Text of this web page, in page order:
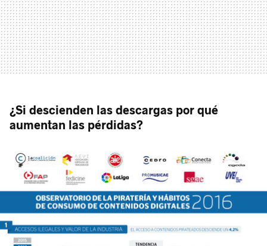
¿Si descienden las descargas por qué
aumentan las pérdidas?